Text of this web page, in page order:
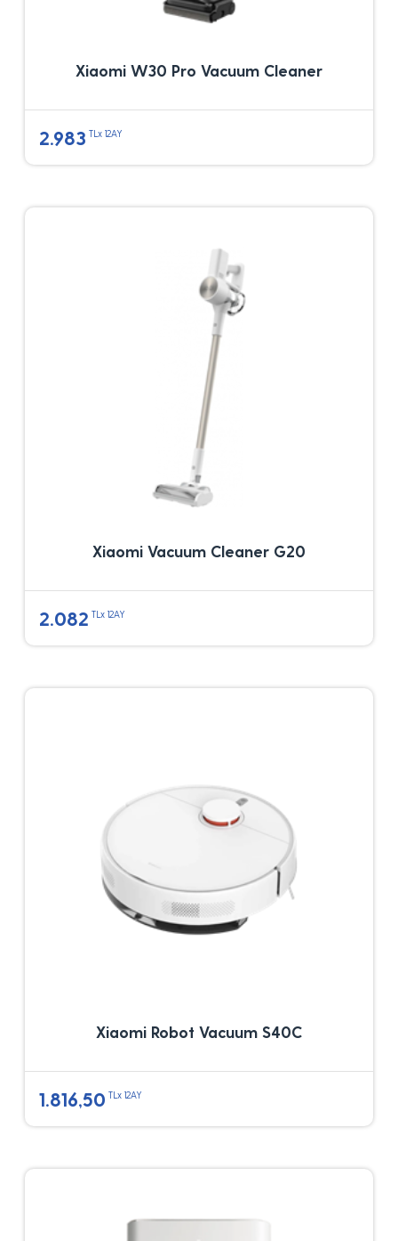
Xiaomi W30 Pro Vacuum Cleaner
2.983 TLx 12AY
Xiaomi Vacuum Cleaner G20
2.082 TLx 12AY
Xiaomi Robot Vacuum S40C
1.816,50 TLx 12AY